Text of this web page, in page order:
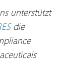
unterstützt
die